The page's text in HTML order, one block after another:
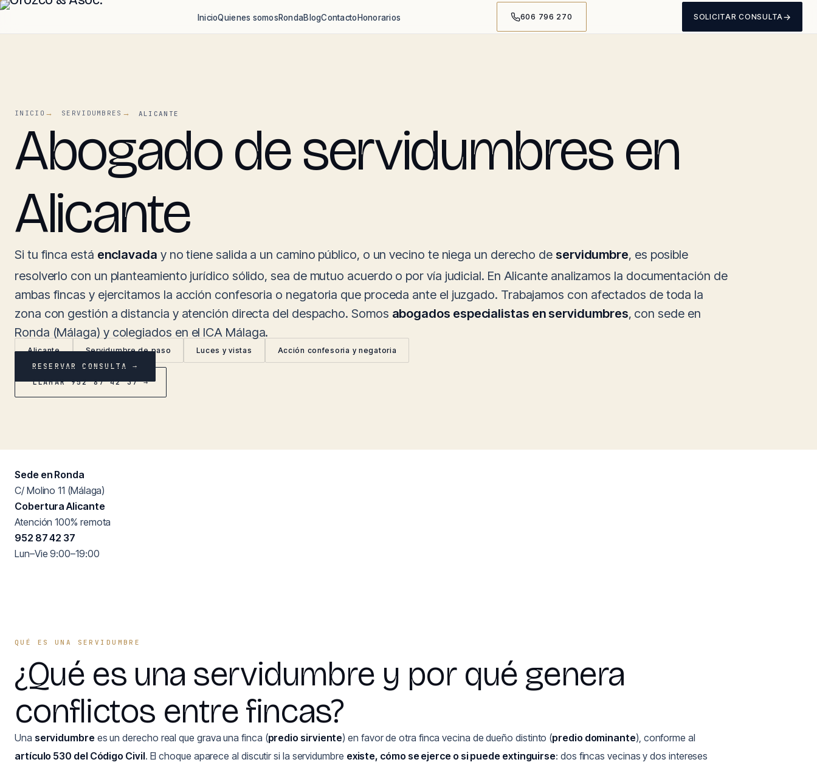
InicioQuienes somosRondaBlogContactoHonorarios 606 796 270 SOLICITAR CONSULTA→
INICIO SERVIDUMBRES ALICANTE
Abogado de servidumbres en
Alicante
Si tu finca está enclavada y no tiene salida a un camino público, o un vecino te niega un derecho de servidumbre, es posible
resolverlo con un planteamiento jurídico sólido, sea de mutuo acuerdo o por vía judicial. En Alicante analizamos la documentación de
ambas fincas y ejercitamos la acción confesoria o negatoria que proceda ante el juzgado. Trabajamos con afectados de toda la
zona con gestión a distancia y atención directa del despacho. Somos abogados especialistas en servidumbres, con sede en
Ronda (Málaga) y colegiados en el ICA Málaga.
Alicante Servidumbre de paso Luces y vistas Acción confesoria y negatoria
RESERVAR CONSULTA →
LLAMAR 952 87 42 37 →
Sede en Ronda
C/ Molino 11 (Málaga)
Cobertura Alicante
Atención 100% remota
952 87 42 37
Lun–Vie 9:00–19:00
QUÉ ES UNA SERVIDUMBRE
¿Qué es una servidumbre y por qué genera
conflictos entre fincas?
Una servidumbre es un derecho real que grava una finca (predio sirviente) en favor de otra finca vecina de dueño distinto (predio dominante), conforme al
artículo 530 del Código Civil. El choque aparece al discutir si la servidumbre existe, cómo se ejerce o si puede extinguirse: dos fincas vecinas y dos intereses